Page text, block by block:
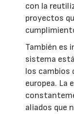
con la
proyectos
También es
sistema
los cambios
europea. La
aliados que